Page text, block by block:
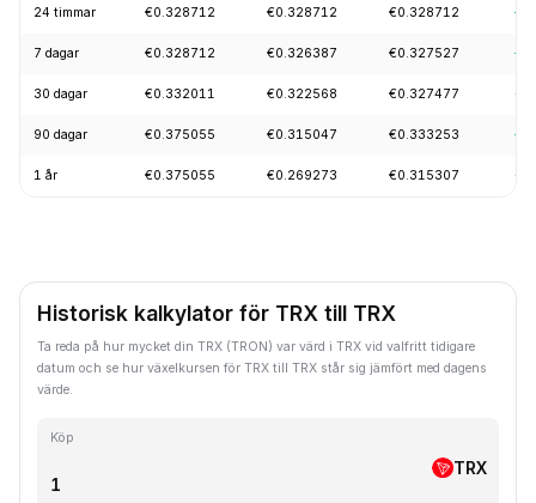
24 timmar €0.328712 €0.328712 €0.328712
7 dagar €0.328712 €0.326387 €0.327527
30 dagar €0.332011 €0.322568 €0.327477 -
90 dagar €0.375055 €0.315047 €0.333253
1 år €0.375055 €0.269273 €0.315307 -
Historisk kalkylator för TRX till TRX
Ta reda på hur mycket din TRX (TRON) var värd i TRX vid valfritt tidigare
datum och se hur växelkursen för TRX till TRX står sig jämfört med dagens
värde.
Köp
TRX